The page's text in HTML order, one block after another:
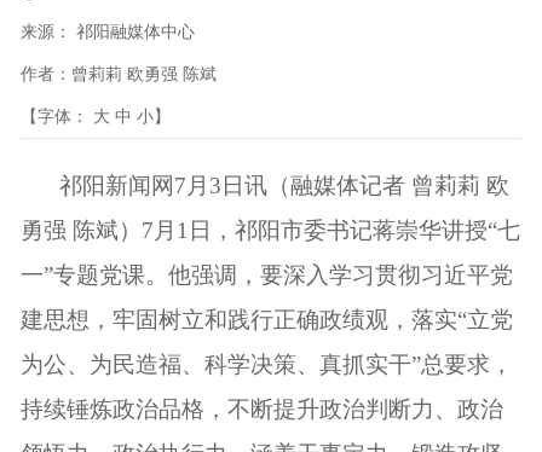
来源： 祁阳融媒体中心
作者： 曾莉莉 欧勇强 陈斌
【字体： 大 中 小】
祁阳新闻网7月3日讯（融媒体记者 曾莉莉 欧
勇强 陈斌）7月1日，祁阳市委书记蒋崇华讲授“七
一”专题党课。他强调，要深入学习贯彻习近平党
建思想，牢固树立和践行正确政绩观，落实“立党
为公、为民造福、科学决策、真抓实干”总要求，
持续锤炼政治品格，不断提升政治判断力、政治